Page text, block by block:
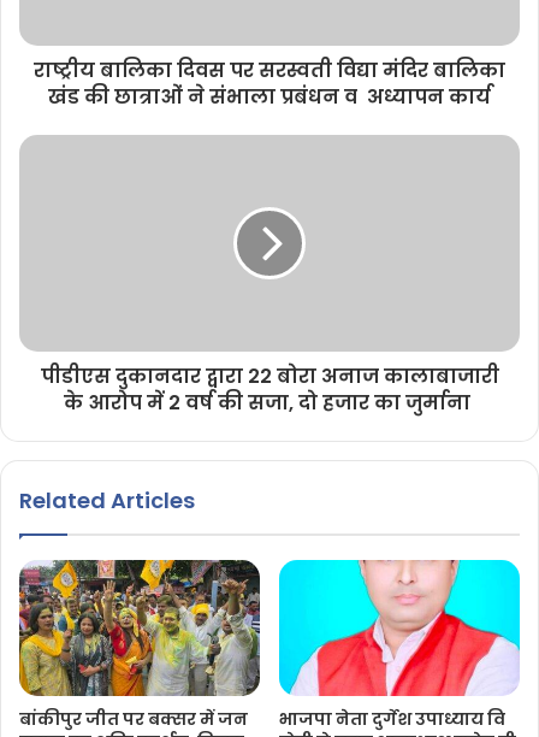
राष्ट्रीय बालिका दिवस पर सरस्वती विद्या मंदिर बालिका
खंड की छात्राओं ने संभाला प्रबंधन व अध्यापन कार्य
पीडीएस दुकानदार द्वारा 22 बोरा अनाज कालाबाजारी
के आरोप में 2 वर्ष की सजा, दो हजार का जुर्माना
Related Articles
बांकीपुर जीत पर बक्सर में जन
भाजपा नेता दुर्गेश उपाध्याय वि